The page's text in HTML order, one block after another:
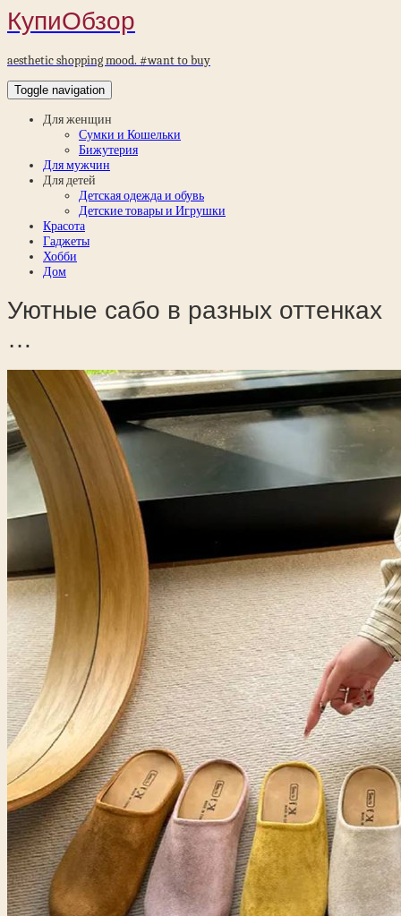
КупиОбзор
aesthetic shopping mood. #want to buy
Toggle navigation
Для женщин
Сумки и Кошельки
Бижутерия
Для мужчин
Для детей
Детская одежда и обувь
Детские товары и Игрушки
Красота
Гаджеты
Хобби
Дом
Уютные сабо в разных оттенках
…